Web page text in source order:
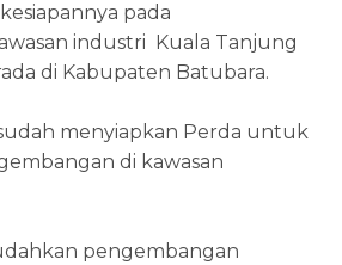
pada
industri Kuala Tanjung
di Kabupaten Batubara.
menyiapkan Perda untuk
di kawasan
pengembangan